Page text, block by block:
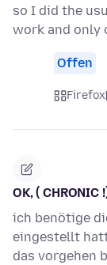
so I did the
work and only
Offen
Firefox
OK, (
ich benötige
eingestellt
das vorgehen